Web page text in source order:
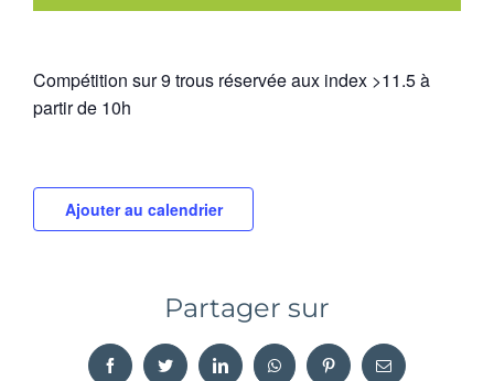
Compétition sur 9 trous réservée aux index >11.5 à
partir de 10h
Ajouter au calendrier
Partager sur
FacebookTwitter LinkedInWhatsAppPinterestEmail